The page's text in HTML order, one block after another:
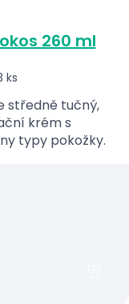
260 ml
ks
středně tučný,
krém s
typy pokožky.